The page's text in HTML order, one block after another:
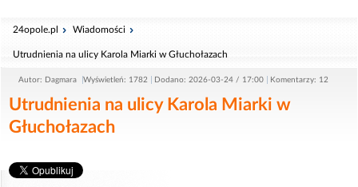
24opole.pl Wiadomości
Utrudnienia na ulicy Karola Miarki w Głuchołazach
Autor: Dagmara Wyświetleń: 1782 Dodano: 2026-03-24 / 17:00 Komentarzy: 12
Utrudnienia na ulicy Karola Miarki w
Głuchołazach